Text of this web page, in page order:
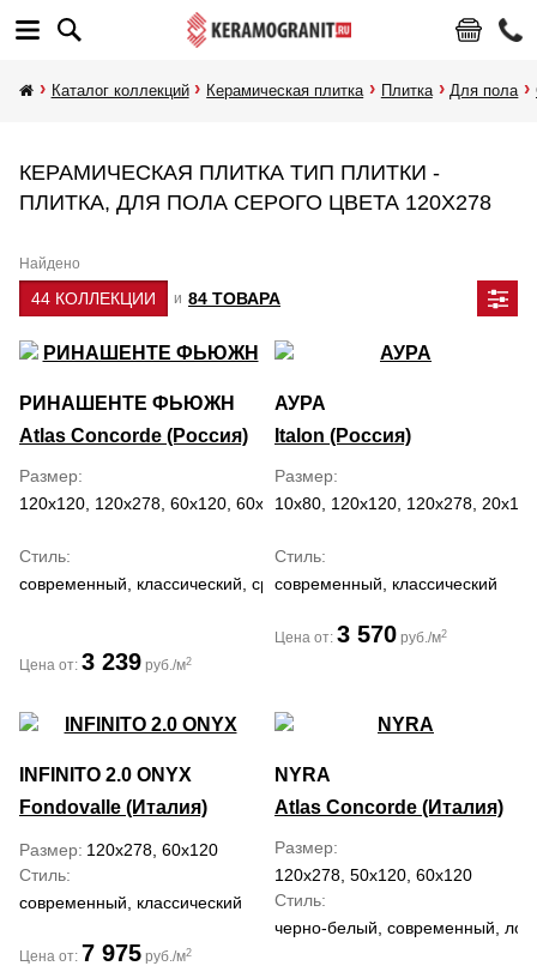
Каталог коллекций Керамическая плитка Плитка Для пола
КЕРАМИЧЕСКАЯ ПЛИТКА ТИП ПЛИТКИ -
ПЛИТКА, ДЛЯ ПОЛА СЕРОГО ЦВЕТА 120Х278
Найдено
44 КОЛЛЕКЦИИ и 84 ТОВАРА
РИНАШЕНТЕ ФЬЮЖН
Atlas Concorde (Россия)
Размер
120x120, 120x278, 60x120, 60x60, 7.5x30, 80x160
Стиль
современный, классический, средиземноморский
Цена от: 3 239 руб./м2
АУРА
Italon (Россия)
Размер
10x80, 120x120, 120x278,
Стиль
современный, классический
Цена от: 3 570 руб./м2
INFINITO 2.0 ONYX
Fondovalle (Италия)
Размер 120x278, 60x120
Стиль
современный, классический
Цена от: 7 975 руб./м2
NYRA
Atlas Concorde (Италия)
Размер
120x278, 50x120, 60x120
Стиль
черно-белый, современный,